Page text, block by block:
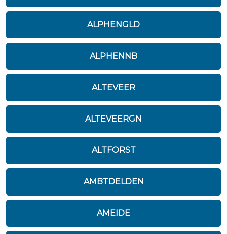
ALPHENGLD
ALPHENNB
ALTEVEER
ALTEVEERGN
ALTFORST
AMBTDELDEN
AMEIDE